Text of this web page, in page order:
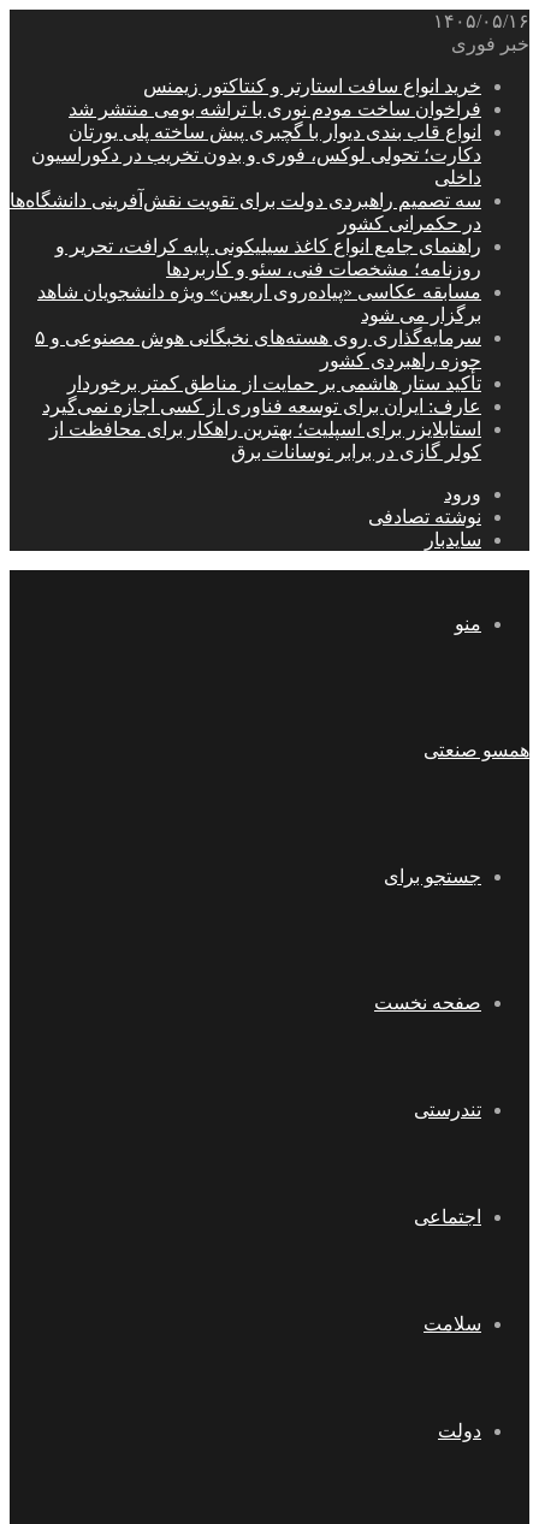
۱۴۰۵/۰۵/۱۶
خبر فوری
خرید انواع سافت استارتر و کنتاکتور زیمنس
فراخوان ساخت مودم نوری با تراشه بومی منتشر شد
انواع قاب بندی دیوار با گچبری پیش ساخته پلی یورتان
دکارت؛ تحولی لوکس، فوری و بدون تخریب در دکوراسیون
داخلی
سه تصمیم راهبردی دولت برای تقویت نقش‌آفرینی دانشگاه‌ها
در حکمرانی کشور
راهنمای جامع انواع کاغذ سیلیکونی پایه کرافت، تحریر و
روزنامه؛ مشخصات فنی، سئو و کاربردها
مسابقه عکاسی «پیاده‌روی اربعین» ویژه دانشجویان شاهد
برگزار می شود
سرمایه‌گذاری روی هسته‌های نخبگانی هوش مصنوعی و ۵
حوزه راهبردی کشور
تأکید ستار هاشمی بر حمایت از مناطق کمتر برخوردار
عارف: ایران برای توسعه فناوری از کسی اجازه نمی‌گیرد
استابلایزر برای اسپلیت؛ بهترین راهکار برای محافظت از
کولر گازی در برابر نوسانات برق
ورود
نوشته تصادفی
سایدبار
منو
همسو صنعتی
جستجو برای
صفحه نخست
تندرستی
اجتماعی
سلامت
دولت